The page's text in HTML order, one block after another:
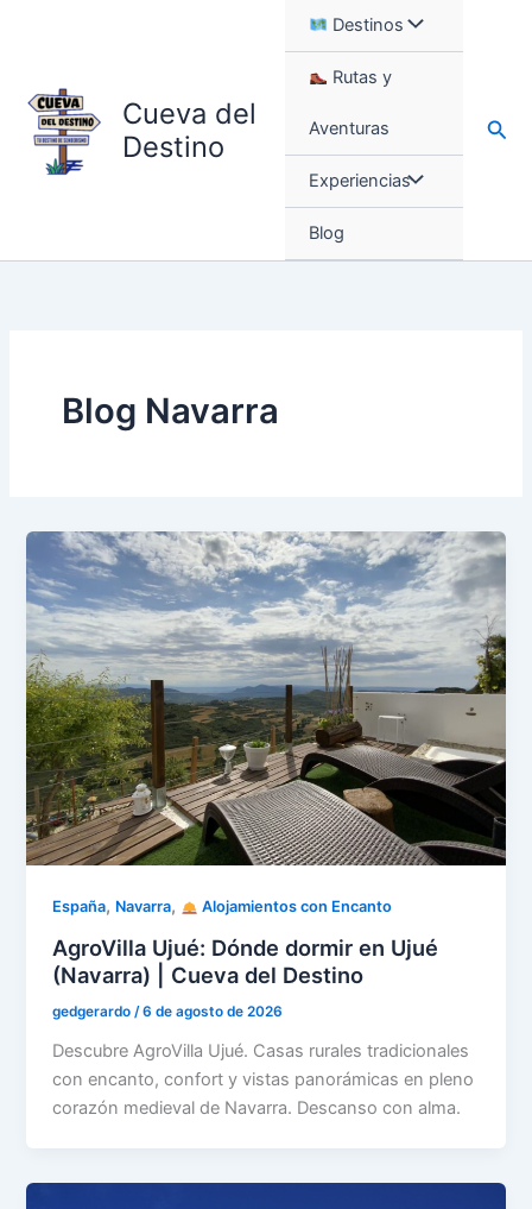
Cueva del
Destino
Destinos
Rutas y
Aventuras
Experiencias
Blog
Blog Navarra
España, Navarra, Alojamientos con Encanto
AgroVilla Ujué: Dónde dormir en Ujué
(Navarra) | Cueva del Destino
gedgerardo/6 de agosto de 2026
Descubre AgroVilla Ujué. Casas rurales tradicionales
con encanto, confort y vistas panorámicas en pleno
corazón medieval de Navarra. Descanso con alma.